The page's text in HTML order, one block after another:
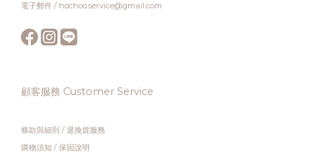
電子郵件 / hochoo.service@gmail.com
顧客服務 Customer Service
條款與細則 / 退換貨服務
購物須知 / 保固說明